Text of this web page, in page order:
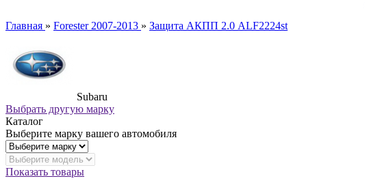
Главная » Forester 2007-2013 » Защита АКПП 2.0 ALF2224st
Subaru
Выбрать другую марку
Каталог
Выберите марку вашего автомобиля
Показать товары